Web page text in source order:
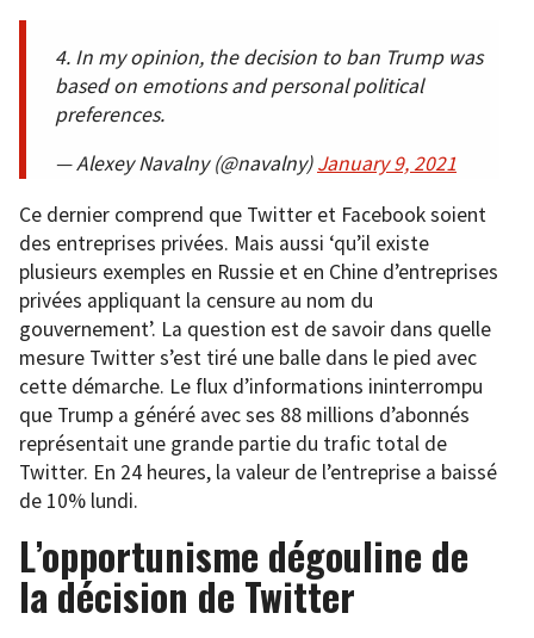
4. In my opinion, the decision to ban Trump was
based on emotions and personal political
preferences.
— Alexey Navalny (@navalny)January 9, 2021
Ce dernier comprend que Twitter et Facebook soient
des entreprises privées. Mais aussi ‘qu’il existe
plusieurs exemples en Russie et en Chine d’entreprises
privées appliquant la censure au nom du
gouvernement’. La question est de savoir dans quelle
mesure Twitter s’est tiré une balle dans le pied avec
cette démarche. Le flux d’informations ininterrompu
que Trump a généré avec ses 88 millions d’abonnés
représentait une grande partie du trafic total de
Twitter. En 24 heures, la valeur de l’entreprise a baissé
de 10% lundi.
L’opportunisme dégouline de
la décision de Twitter